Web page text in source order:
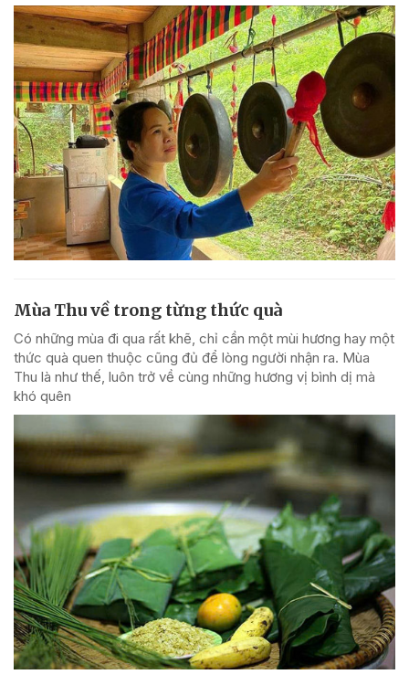
Mùa Thu về trong từng thức quà
Có những mùa đi qua rất khẽ, chỉ cần một mùi hương hay một
thức quà quen thuộc cũng đủ để lòng người nhận ra. Mùa
Thu là như thế, luôn trở về cùng những hương vị bình dị mà
khó quên